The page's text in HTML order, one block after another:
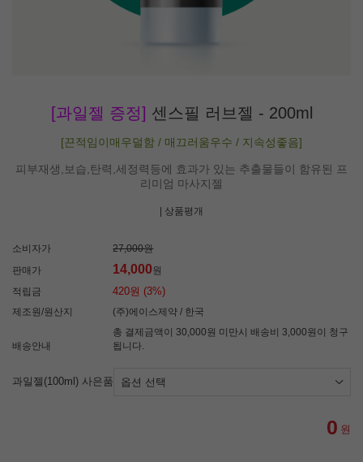
[과일젤 증정] 센스필 러브젤 - 200ml
[끈적임이매우덜함 / 매끄러움우수 / 지속성좋음]
피부재생,보습,탄력,세정력등에 효과가 있는 추출물들이 함유된 프
리미엄 마사지젤
| 상품평 개
소비자가
27,000원
판매가
14,000원
적립금
420원 (3%)
제조원/원산지 (주)에이스제약 / 한국
배송안내
총 결제금액이 30,000원 미만시 배송비 3,000원이 청구
됩니다.
과일젤(100ml) 사은품
0 원